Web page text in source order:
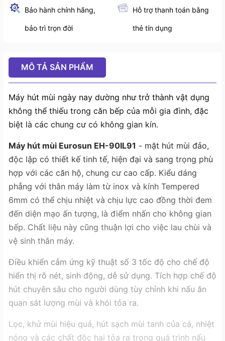
Bảo hành chính hãng,
bảo trì trọn đời
Hỗ trợ thanh toán bằng
thẻ tín dụng
MÔ TẢ SẢN PHẨM
Máy hút mùi ngày nay dường như trở thành vật dụng
không thể thiếu trong căn bếp của mỗi gia đình, đặc
biệt là các chung cư có không gian kín.
Máy hút mùi Eurosun EH-90IL91 - mặt hút mùi đảo,
độc lập có thiết kế tinh tế, hiện đại và sang trọng phù
hợp với các căn hộ, chung cư cao cấp. Kiểu dáng
phẳng với thân máy làm từ inox và kính Tempered
6mm có thể chịu nhiệt và chịu lực cao đồng thời đem
đến diện mạo ấn tượng, là điểm nhấn cho không gian
bếp. Chất liệu này cũng thuận lợi cho việc lau chùi và
vệ sinh thân máy.
Điều khiển cảm ứng kỹ thuật số 3 tốc độ cho chế độ
hiển thị rõ nét, sinh động, dễ sử dụng. Tích hợp chế độ
hút chuyên sâu cho người dùng tùy chỉnh khi nấu ăn
quan sát lượng mùi và khói tỏa ra.
Lọc, khử mùi hiệu quả, hút sạch mùi tanh của cá, nhiệt
nóng và các chất độc hại tỏa ra trong quá trình nấu